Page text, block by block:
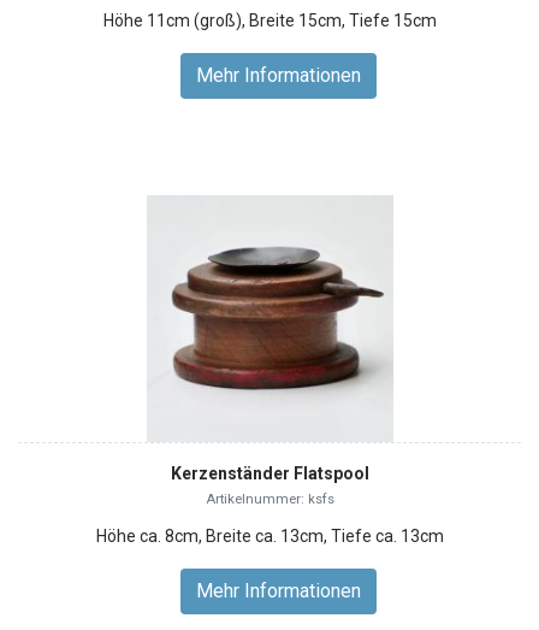
Höhe 11cm (groß), Breite 15cm, Tiefe 15cm
Mehr Informationen
Kerzenständer Flatspool
Artikelnummer: ksfs
Höhe ca. 8cm, Breite ca. 13cm, Tiefe ca. 13cm
Mehr Informationen